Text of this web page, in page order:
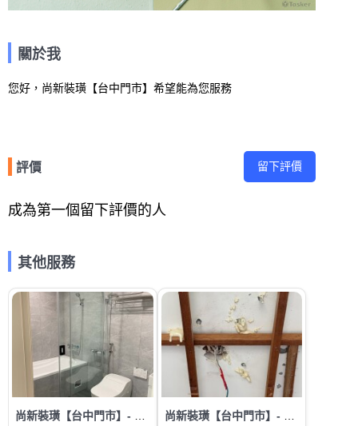
關於我
您好，尚新裝璜【台中門市】希望能為您服務
評價 留下評價
成為第一個留下評價的人
其他服務